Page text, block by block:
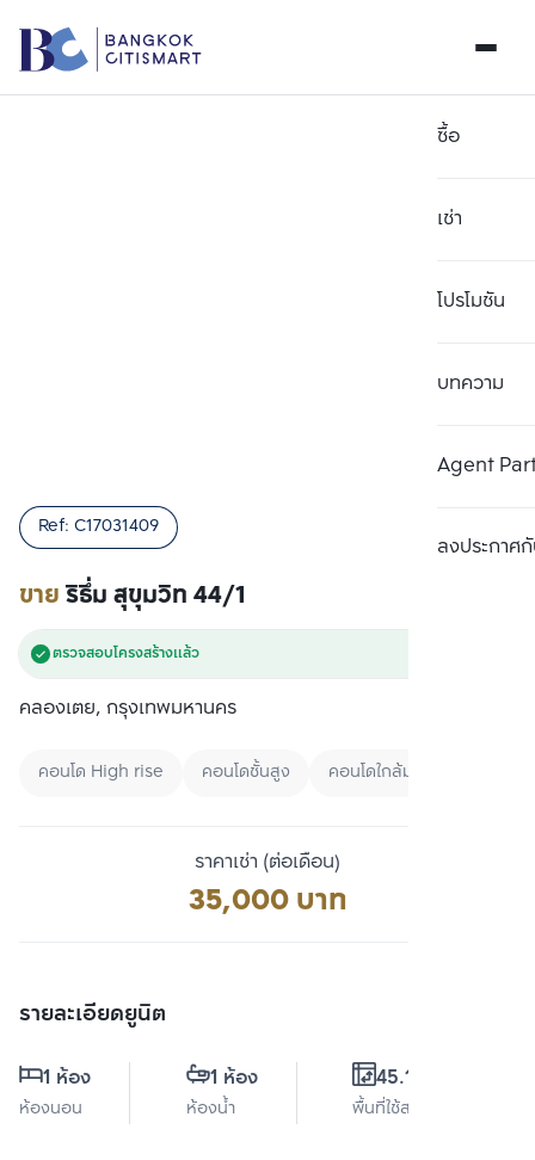
ซื้อ
เช่า
โปรโมชัน
บทความ
Agent
ลงประกาศกั
ขายริธึ่ม สุขุมวิท 44/1
Ref: C17031409
ตรวจสอบโครงสร้างแล้ว
คลองเตย, กรุงเทพมหานคร
คอนโด High rise คอนโดชั้นสูง คอนโดใกล้มหาลัย
ราคาเช่า (ต่อเดือน)
35,000 บาท
รายละเอียดยูนิต
1 ห้อง
ห้องนอน
1 ห้อง
ห้องน้ำ
45.13 ตร.ม.
พื้นที่ใช้สอย